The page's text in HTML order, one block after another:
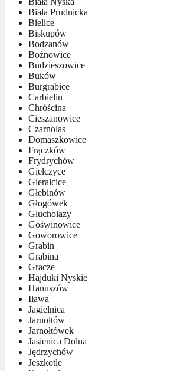
Biała Prudnicka
Bielice
Biskupów
Bodzanów
Bożnowice
Budzieszowice
Buków
Burgrabice
Carbielin
Chróścina
Cieszanowice
Czarnolas
Domaszkowice
Frączków
Frydrychów
Giełczyce
Gierałcice
Głebinów
Głogówek
Głuchołazy
Goświnowice
Goworowice
Grabin
Grabina
Gracze
Hajduki Nyskie
Hanuszów
Iława
Jagielnica
Jarnołtów
Jarnołtówek
Jasienica Dolna
Jędrzychów
Jeszkotle